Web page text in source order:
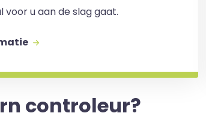
voor u aan de slag gaat.
controleur?